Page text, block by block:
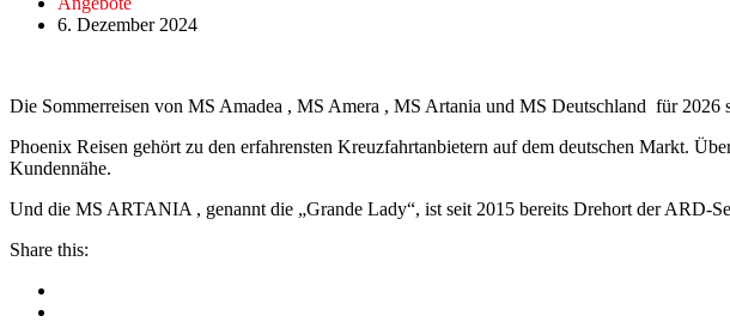
6. Dezember 2024
Die Sommerreisen von MS Amadea , MS Amera , MS Artania und MS Deutschland für 2026
Phoenix Reisen gehört zu den erfahrensten Kreuzfahrtanbietern auf dem deutschen Markt.
Kundennähe.
Und die MS ARTANIA , genannt die „Grande Lady“, ist seit 2015 bereits Drehort der ARD-
Share this: